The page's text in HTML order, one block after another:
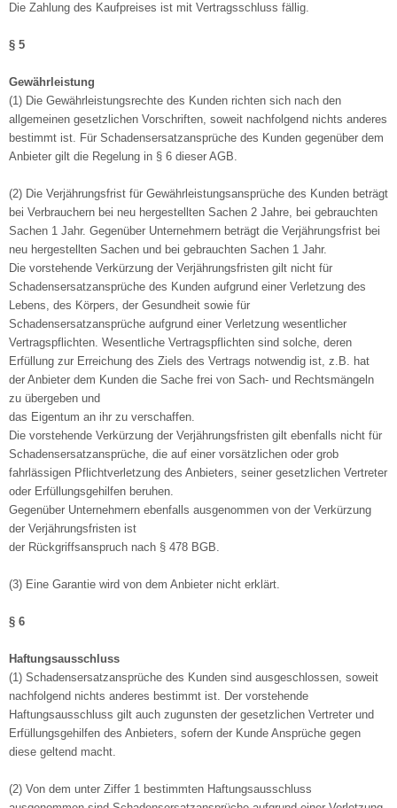
Die Zahlung des Kaufpreises ist mit Vertragsschluss fällig.
§ 5
Gewährleistung
(1) Die Gewährleistungsrechte des Kunden richten sich nach den
allgemeinen gesetzlichen Vorschriften, soweit nachfolgend nichts anderes
bestimmt ist. Für Schadensersatzansprüche des Kunden gegenüber dem
Anbieter gilt die Regelung in § 6 dieser AGB.
(2) Die Verjährungsfrist für Gewährleistungsansprüche des Kunden beträgt
bei Verbrauchern bei neu hergestellten Sachen 2 Jahre, bei gebrauchten
Sachen 1 Jahr. Gegenüber Unternehmern beträgt die Verjährungsfrist bei
neu hergestellten Sachen und bei gebrauchten Sachen 1 Jahr.
Die vorstehende Verkürzung der Verjährungsfristen gilt nicht für
Schadensersatzansprüche des Kunden aufgrund einer Verletzung des
Lebens, des Körpers, der Gesundheit sowie für
Schadensersatzansprüche aufgrund einer Verletzung wesentlicher
Vertragspflichten. Wesentliche Vertragspflichten sind solche, deren
Erfüllung zur Erreichung des Ziels des Vertrags notwendig ist, z.B. hat
der Anbieter dem Kunden die Sache frei von Sach- und Rechtsmängeln
zu übergeben und
das Eigentum an ihr zu verschaffen.
Die vorstehende Verkürzung der Verjährungsfristen gilt ebenfalls nicht für
Schadensersatzansprüche, die auf einer vorsätzlichen oder grob
fahrlässigen Pflichtverletzung des Anbieters, seiner gesetzlichen Vertreter
oder Erfüllungsgehilfen beruhen.
Gegenüber Unternehmern ebenfalls ausgenommen von der Verkürzung
der Verjährungsfristen ist
der Rückgriffsanspruch nach § 478 BGB.
(3) Eine Garantie wird von dem Anbieter nicht erklärt.
§ 6
Haftungsausschluss
(1) Schadensersatzansprüche des Kunden sind ausgeschlossen, soweit
nachfolgend nichts anderes bestimmt ist. Der vorstehende
Haftungsausschluss gilt auch zugunsten der gesetzlichen Vertreter und
Erfüllungsgehilfen des Anbieters, sofern der Kunde Ansprüche gegen
diese geltend macht.
(2) Von dem unter Ziffer 1 bestimmten Haftungsausschluss